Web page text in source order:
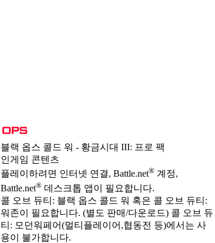
블랙 옵스 콜드 워 - 황금시대 III: 프로 팩
인게임 콘텐츠
가격
Available actions
플레이하려면 인터넷 연결, Battle.net® 계정,
Battle.net® 데스크톱 앱이 필요합니다.
콜 오브 듀티: 블랙 옵스 콜드 워 혹은 콜 오브 듀티:
워존이 필요합니다. (별도 판매/다운로드) 콜 오브 듀
티: 모던워페어(멀티플레이어,협동전 등)에서는 사
용이 불가합니다.